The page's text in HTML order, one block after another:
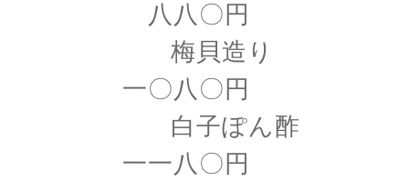
八八〇円
梅貝造り
一〇八〇円
白子ぽん酢
一一八〇円